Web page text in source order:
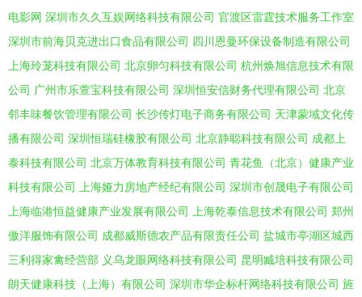
电影网 深圳市久久互娱网络科技有限公司 官渡区雷霆技术服务工作室
深圳市前海贝克进出口食品有限公司 四川恩曼环保设备制造有限公司
上海玲茏科技有限公司 北京卵匀科技有限公司 杭州焕旭信息技术有限
公司 广州市乐萱宝科技有限公司 深圳恒安信财务代理有限公司 北京
邻丰味餐饮管理有限公司 长沙传灯电子商务有限公司 天津蒙域文化传
播有限公司 深圳恒瑞硅橡胶有限公司 北京静聪科技有限公司 成都上
泰科技有限公司 北京万体教育科技有限公司 青花鱼（北京）健康产业
科技有限公司
上海娅力房地产经纪有限公司 深圳市创晟电子有限公司
上海临港恒益健康产业发展有限公司
上海乾泰信息技术有限公司 郑州
傲洋服饰有限公司 成都威斯德农产品有限责任公司 盐城市亭湖区城西
三利得家禽经营部 义乌龙眼网络科技有限公司 昆明臧培科技有限公司
朗天健康科技（上海）有限公司 深圳市华企标杆网络科技有限公司 旌